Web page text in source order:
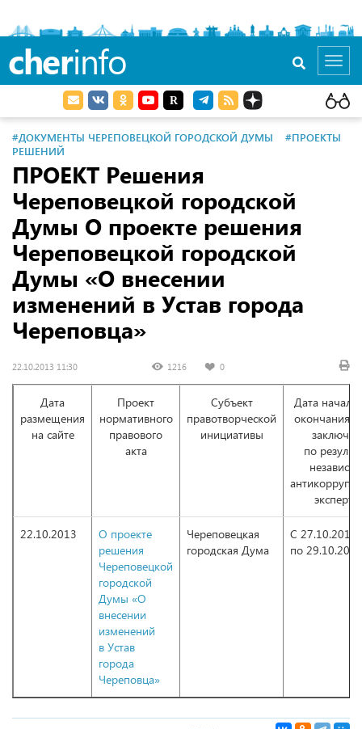
cherinfo
#ДОКУМЕНТЫ ЧЕРЕПОВЕЦКОЙ ГОРОДСКОЙ ДУМЫ
#ПРОЕКТЫ
РЕШЕНИЙ
ПРОЕКТ Решения
Череповецкой городской
Думы О проекте решения
Череповецкой городской
Думы «О внесении
изменений в Устав города
Череповца»
22.10.2013 11:30 1216 0
Дата
размещения
на сайте
Проект
нормативного
правового
акта
Субъект
правотворческой
инициативы
Дата начала
окончания
по
22.10.2013
О проекте
решения
Череповецкой
городской
Думы «О
внесении
изменений
в Устав
города
Череповца»
Череповецкая
городская Дума
С 27.10.2013
по 29.10.2013